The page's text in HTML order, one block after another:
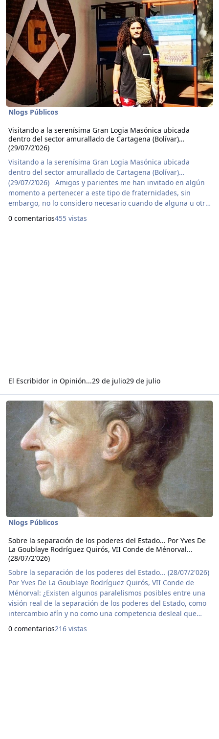
Nlogs Públicos
Visitando a la serenísima Gran Logia Masónica ubicada
dentro del sector amurallado de Cartagena (Bolívar)…
(29/07/2’026)
Visitando a la serenísima Gran Logia Masónica ubicada
dentro del sector amurallado de Cartagena (Bolívar)…
(29/07/2’026) Amigos y parientes me han invitado en algún
momento a pertenecer a este tipo de fraternidades, sin
embargo, no lo considero necesario cuando de alguna u otra
éste me revela los secretos de la existencia y de la vida de
0 comentarios455 vistas
El Escribidorin Opinión...29 de julio29 de julio
Read more about Sobre la separación de los poderes del
Nlogs Públicos
Sobre la separación de los poderes del Estado... Por Yves De
La Goublaye Rodríguez Quirós, VII Conde de Ménorval...
(28/07/2'026)
Sobre la separación de los poderes del Estado... (28/07/2'026)
Por Yves De La Goublaye Rodríguez Quirós, VII Conde de
Ménorval: ¿Existen algunos paralelismos posibles entre una
visión real de la separación de los poderes del Estado, como
intercambio afín y no como una competencia desleal que
aprovechan los neo- improvisados populistas de la
actualidad cuando pretenden ser los inventores de la visión
0 comentarios216 vistas